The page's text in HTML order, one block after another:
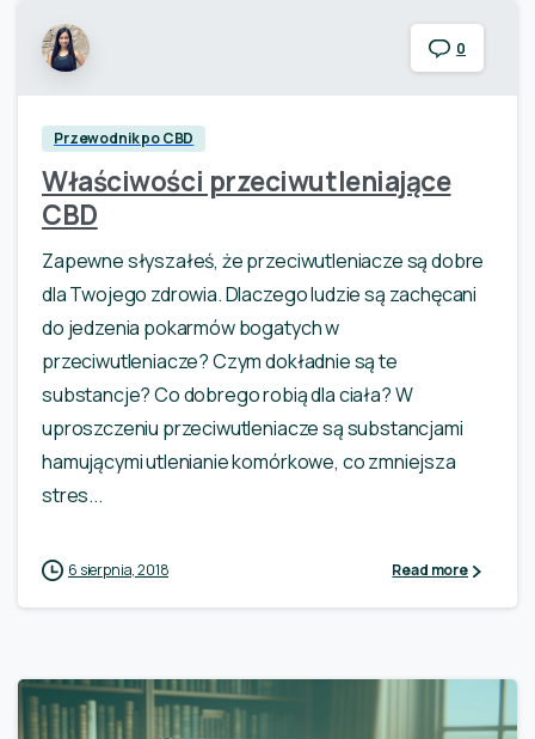
0
Przewodnik po CBD
Właściwości przeciwutleniające
CBD
Zapewne słyszałeś, że przeciwutleniacze są dobre
dla Twojego zdrowia. Dlaczego ludzie są zachęcani
do jedzenia pokarmów bogatych w
przeciwutleniacze? Czym dokładnie są te
substancje? Co dobrego robią dla ciała? W
uproszczeniu przeciwutleniacze są substancjami
hamującymi utlenianie komórkowe, co zmniejsza
stres...
6 sierpnia, 2018 Read more